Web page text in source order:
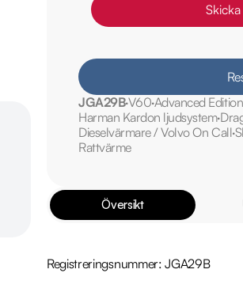
JGA29BV60Advanced
Harman Kardon ljudsystem
Dieselvärmare / Volvo On Call
Rattvärme
Översikt
Registreringsnummer: JGA29B